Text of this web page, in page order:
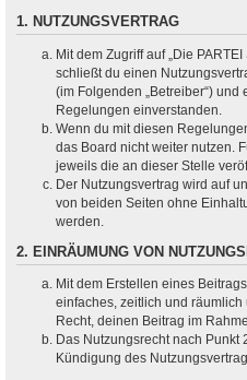
1. NUTZUNGSVERTRAG
Mit dem Zugriff auf „Die
schließt du einen
(im Folgenden „Betreiber“)
Regelungen einverstanden.
Wenn du mit diesen
das Board nicht weiter nutzen.
jeweils die an dieser Stelle
Der Nutzungsvertrag wird auf
von beiden Seiten ohne
werden.
2. EINRÄUMUNG VON
Mit dem Erstellen eines
einfaches, zeitlich und
Recht, deinen Beitrag im
Das Nutzungsrecht nach Punkt
Kündigung des